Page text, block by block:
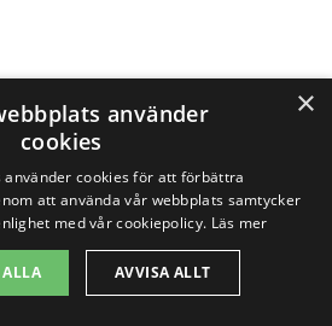
×
använder
cookies
använder cookies för att förbättra
att använda vår webbplats samtycker
med vår cookiepolicy. Läs mer
ALLA AVVISA ALLT